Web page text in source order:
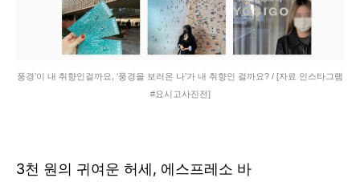
풍경’이 내 취향인걸까요, ‘풍경을 보러온 나’가 내 취향인 걸까요? / [자료 인스타그램
#요시고사진전]
3천 원의 귀여운 허세, 에스프레소 바